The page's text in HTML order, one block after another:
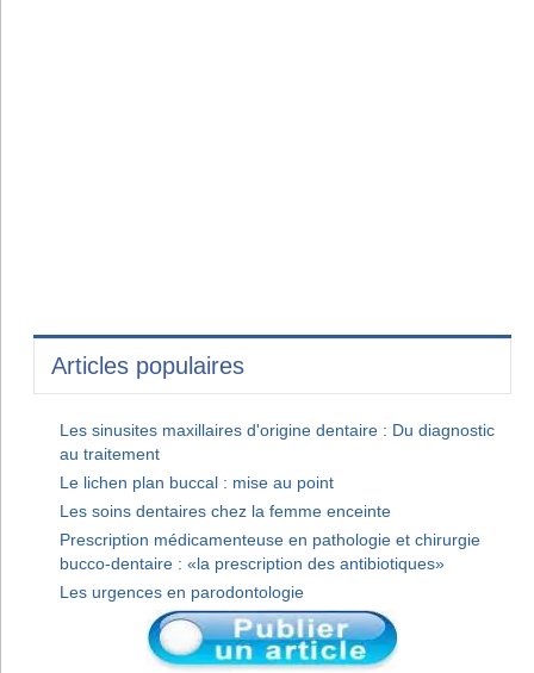
Articles populaires
Les sinusites maxillaires d'origine dentaire : Du diagnostic
au traitement
Le lichen plan buccal : mise au point
Les soins dentaires chez la femme enceinte
Prescription médicamenteuse en pathologie et chirurgie
bucco-dentaire : «la prescription des antibiotiques»
Les urgences en parodontologie